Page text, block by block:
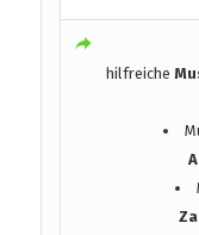
hilfreiche